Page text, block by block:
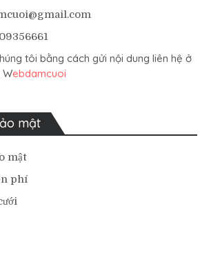
tôi bằng cách gửi nội dung liên hệ ở
Webdamcuoi
mật
mật
phí